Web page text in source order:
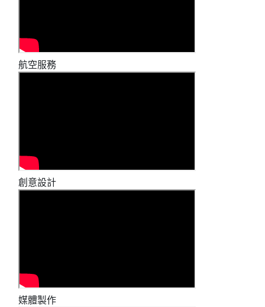
航空服務
創意設計
媒體製作